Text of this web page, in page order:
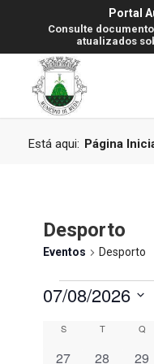
Portal
Consulte
atualizados
Está aqui: Página
Desporto
Eventos Desporto
Eventos
07/08/2026
data.
Calendário
de
SSegunda-feira
TTerça-feira
Q
0
27
0
28
0
29